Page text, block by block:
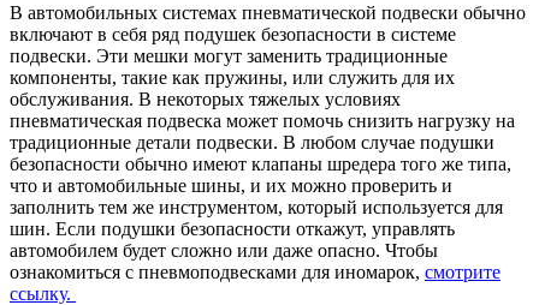
В автомобильных системах пневматической подвески обычно
включают в себя ряд подушек безопасности в системе
подвески. Эти мешки могут заменить традиционные
компоненты, такие как пружины, или служить для их
обслуживания. В некоторых тяжелых условиях
пневматическая подвеска может помочь снизить нагрузку на
традиционные детали подвески. В любом случае подушки
безопасности обычно имеют клапаны шредера того же типа,
что и автомобильные шины, и их можно проверить и
заполнить тем же инструментом, который используется для
шин. Если подушки безопасности откажут, управлять
автомобилем будет сложно или даже опасно. Чтобы
ознакомиться с пневмоподвесками для иномарок, смотрите
ссылку.